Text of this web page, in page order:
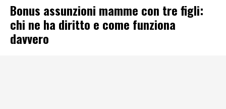
Bonus assunzioni mamme con tre figli:
chi ne ha diritto e come funziona
davvero